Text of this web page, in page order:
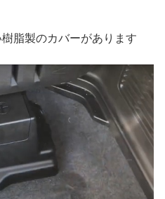
脂製のカバーがあります